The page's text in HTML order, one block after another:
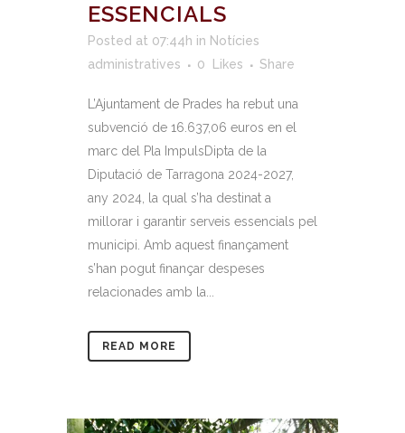
ESSENCIALS
Posted at 07:44h in Notícies
administratives
0 Likes Share
L’Ajuntament de Prades ha rebut una
subvenció de 16.637,06 euros en el
marc del Pla ImpulsDipta de la
Diputació de Tarragona 2024-2027,
any 2024, la qual s’ha destinat a
millorar i garantir serveis essencials pel
municipi. Amb aquest finançament
s’han pogut finançar despeses
relacionades amb la...
READ MORE